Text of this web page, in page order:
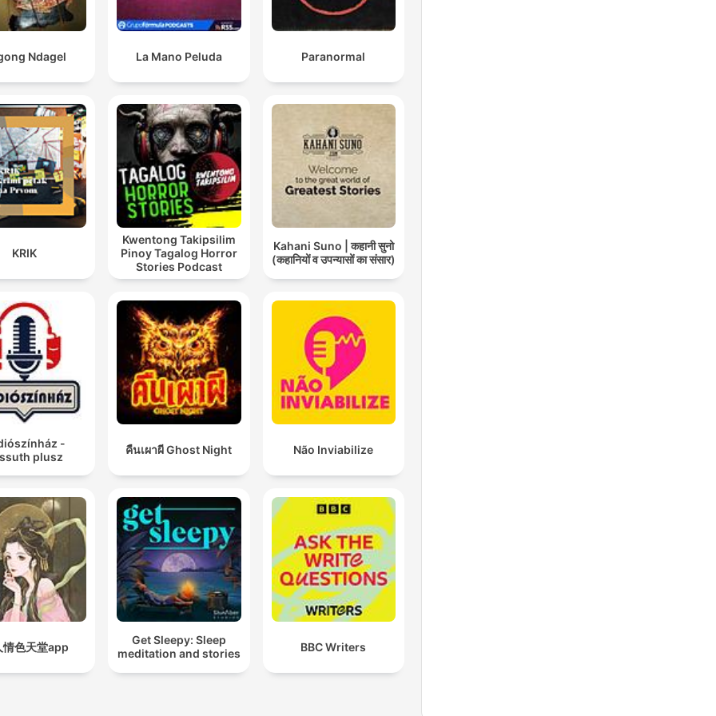
Ndagel La Mano Peluda Paranormal
KRIK
Kwentong Takipsilim
Pinoy Tagalog Horror
Stories Podcast
Kahani Suno | कहानी सुनो
(कहानियों व उपन्यासों का संसार)
-
plusz
คืนเผาผี Ghost Night Não Inviabilize
情色天堂app
Get Sleepy: Sleep
meditation and stories
BBC Writers